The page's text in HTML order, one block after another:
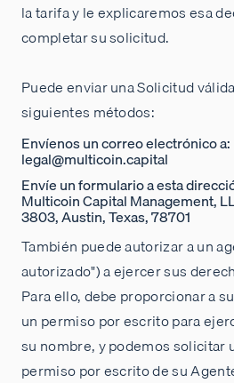
la tarifa y le explicaremos esa
completar su solicitud.
Puede enviar una Solicitud
siguientes métodos:
Envíenos un correo electrónico a:
legal@multicoin.capital
Envíe un formulario a esta
Multicoin Capital Management,
3803, Austin, Texas, 78701
También puede autorizar a un
autorizado") a ejercer sus
Para ello, debe proporcionar a
un permiso por escrito para
su nombre, y podemos solicitar
permiso por escrito de su